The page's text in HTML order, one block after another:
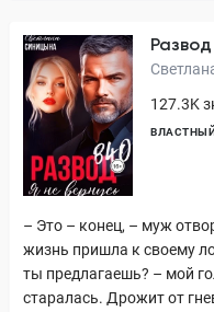
127.3K
– Это – конец, – муж
жизнь пришла к своему
ты предлагаешь? – мой
старалась. Дрожит от